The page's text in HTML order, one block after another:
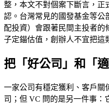
整，本文不對個案下斷言，正
認。台灣常見的國發基金等公
配投資）會跟著民間主投者
子定錨估值，創辦人不宜把這
把「好公司」和「
一家公司有穩定獲利、客戶關
司；但 VC 問的是另一件事：